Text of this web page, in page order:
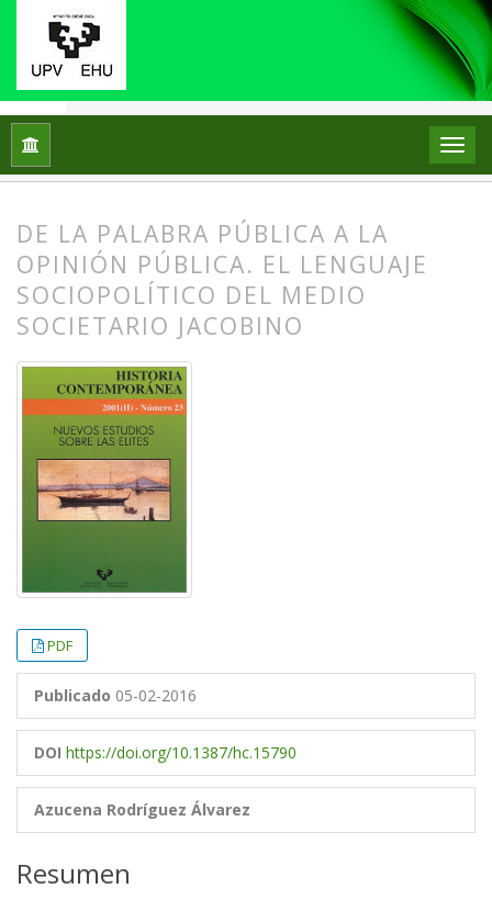
Inicio Num. 23 (2001): Nuevos estudios sobre las
DE LA PALABRA PÚBLICA A LA
OPINIÓN PÚBLICA. EL LENGUAJE
SOCIOPOLÍTICO DEL MEDIO
SOCIETARIO JACOBINO
PDF
Publicado 05-02-2016
DOI https://doi.org/10.1387/hc.15790
Azucena Rodríguez Álvarez
Resumen